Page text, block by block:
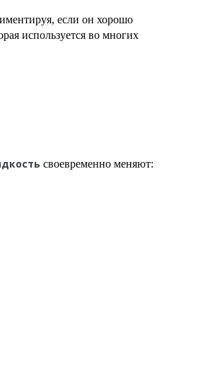
если он хорошо
используется во многих
своевременно меняют: